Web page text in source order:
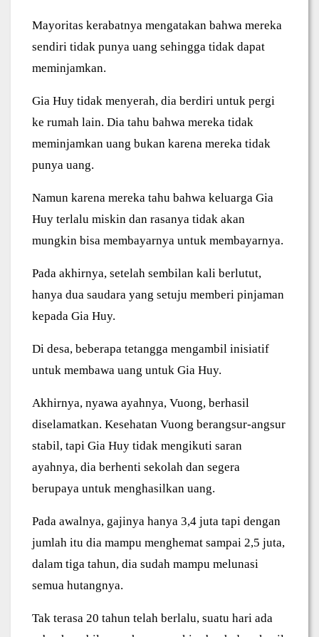
Mayoritas kerabatnya mengatakan bahwa mereka
sendiri tidak punya uang sehingga tidak dapat
meminjamkan.
Gia Huy tidak menyerah, dia berdiri untuk pergi
ke rumah lain. Dia tahu bahwa mereka tidak
meminjamkan uang bukan karena mereka tidak
punya uang.
Namun karena mereka tahu bahwa keluarga Gia
Huy terlalu miskin dan rasanya tidak akan
mungkin bisa membayarnya untuk membayarnya.
Pada akhirnya, setelah sembilan kali berlutut,
hanya dua saudara yang setuju memberi pinjaman
kepada Gia Huy.
Di desa, beberapa tetangga mengambil inisiatif
untuk membawa uang untuk Gia Huy.
Akhirnya, nyawa ayahnya, Vuong, berhasil
diselamatkan. Kesehatan Vuong berangsur-angsur
stabil, tapi Gia Huy tidak mengikuti saran
ayahnya, dia berhenti sekolah dan segera
berupaya untuk menghasilkan uang.
Pada awalnya, gajinya hanya 3,4 juta tapi dengan
jumlah itu dia mampu menghemat sampai 2,5 juta,
dalam tiga tahun, dia sudah mampu melunasi
semua hutangnya.
Tak terasa 20 tahun telah berlalu, suatu hari ada